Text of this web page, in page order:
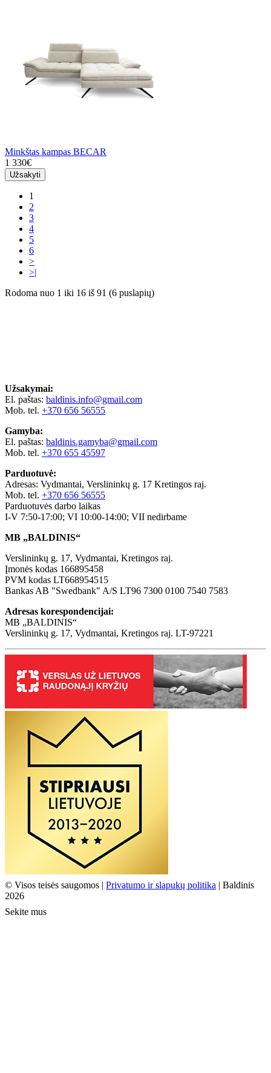
Minkštas kampas BECAR
1 330€
Užsakyti
1
2
3
4
5
6
>
>|
Rodoma nuo 1 iki 16 iš 91 (6 puslapių)
Užsakymai:
El. paštas: baldinis.info@gmail.com
Mob. tel. +370 656 56555
Gamyba:
El. paštas: baldinis.gamyba@gmail.com
Mob. tel. +370 655 45597
Parduotuvė:
Adresas: Vydmantai, Verslininkų g. 17 Kretingos raj.
Mob. tel. +370 656 56555
Parduotuvės darbo laikas
I-V 7:50-17:00; VI 10:00-14:00; VII nedirbame
MB „BALDINIS“
Verslininkų g. 17, Vydmantai, Kretingos raj.
Įmonės kodas 166895458
PVM kodas LT668954515
Bankas AB "Swedbank" A/S LT96 7300 0100 7540 7583
Adresas korespondencijai:
MB „BALDINIS“
Verslininkų g. 17, Vydmantai, Kretingos raj. LT-97221
© Visos teisės saugomos | Privatumo ir slapukų politika | Baldinis
2026
Sekite mus